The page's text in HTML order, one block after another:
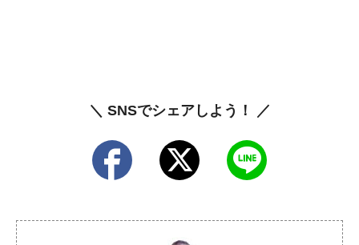
＼ SNSでシェアしよう！ ／